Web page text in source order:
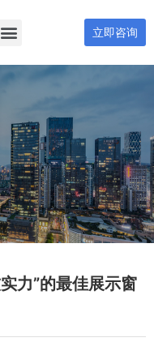
立即咨询
力”的最佳展示窗